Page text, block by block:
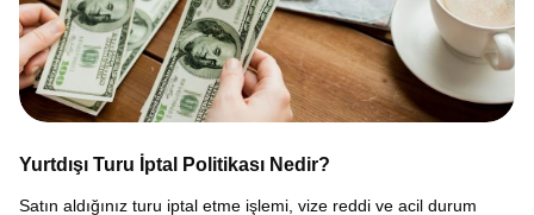
Yurtdışı Turu İptal Politikası Nedir?
Satın aldığınız turu iptal etme işlemi, vize reddi ve acil durum